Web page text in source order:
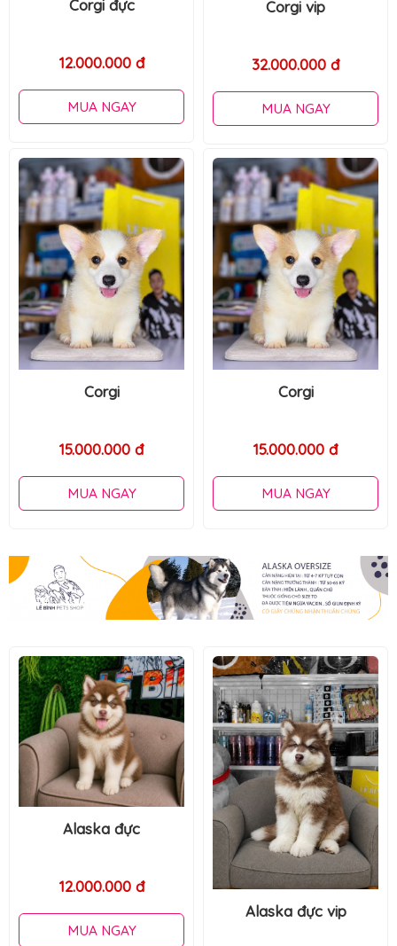
Corgi vip
32.000.000 đ
MUA NGAY
Corgi đực
16.000.000 đ
MUA NGAY
Corgi
15.000.000 đ
MUA NGAY
Corgi
15.000.000 đ
MUA NGAY
Alaska đực vip